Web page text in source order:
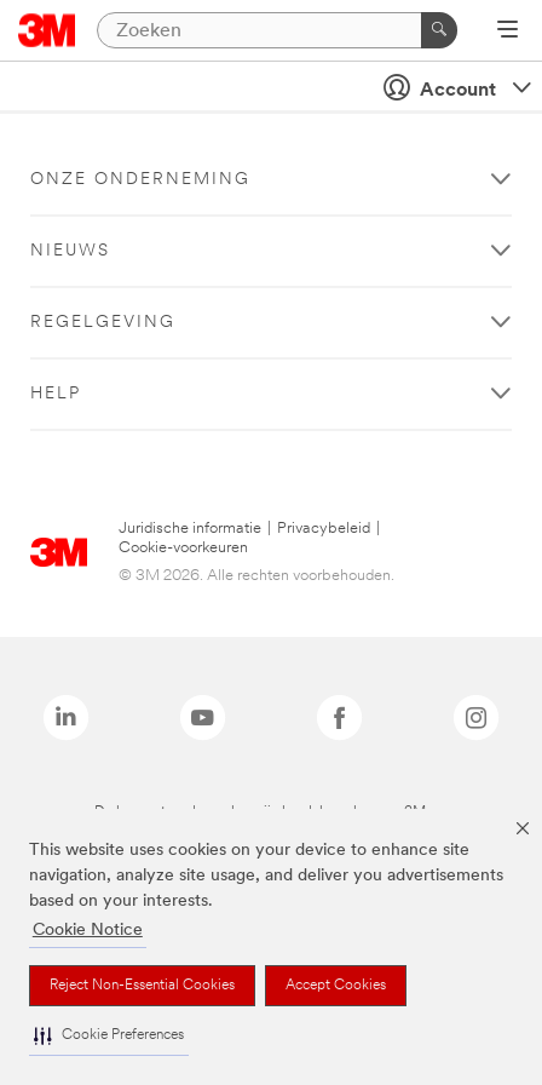
This website uses cookies on your device to enhance site
navigation, analyze site usage, and deliver you advertisements
based on your interests.
Cookie Notice
Reject Non-Essential Cookies Accept Cookies
Cookie Preferences
Account
ONZE ONDERNEMING
NIEUWS
REGELGEVING
HELP
Juridische informatie Privacybeleid
Cookie-voorkeuren
© 3M 2026. Alle rechten voorbehouden.
De bovenstaande merken zijn handelsmerken van 3M.we